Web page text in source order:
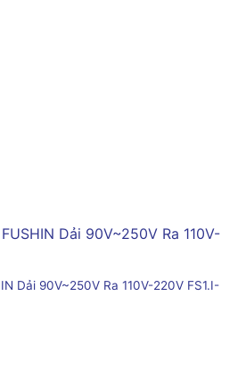
Dải 90V~250V Ra 110V-220V FS1.I-